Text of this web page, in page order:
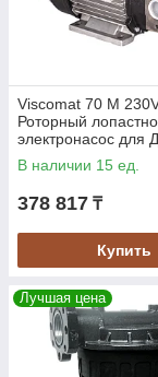
Viscomat 70 M
Роторный
электронасос для
до 500 сСт, 25 л/
В наличии 15 ед.
378 817 ₸
Купить
Лучшая цена